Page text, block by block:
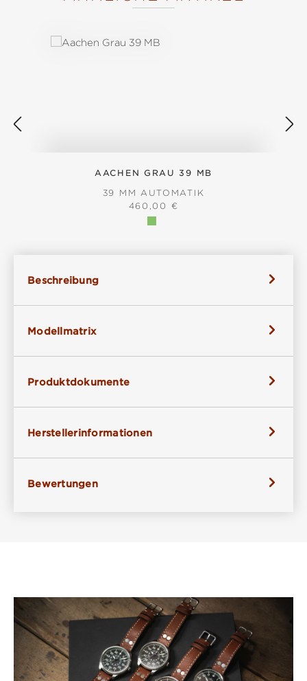
AACHEN GRAU 39 MB
39 MM AUTOMATIK
REGULÄRER PREIS:
460,00 €
Beschreibung
Modellmatrix
Produktdokumente
Herstellerinformationen
Bewertungen